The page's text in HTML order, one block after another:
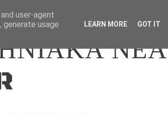
ΝΕΑ
user-agent
usage
LEARN MORE GOT IT